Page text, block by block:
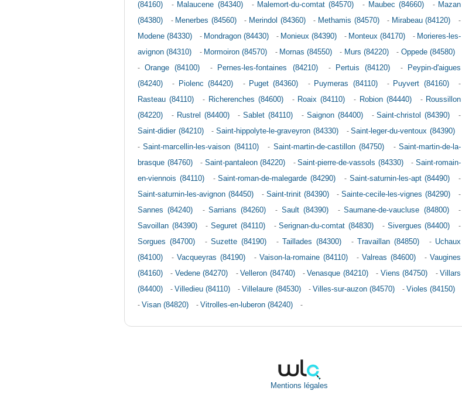
(84160)
- Malaucene (84340) - Malemort-du-comtat (84570) - Maubec (84660) - Mazan
(84380)
- Menerbes (84560) - Merindol (84360) - Methamis (84570) - Mirabeau (84120)
-
Modene (84330)
- Mondragon (84430) - Monieux (84390) - Monteux (84170) - Morieres-les-
avignon (84310)
- Mormoiron (84570) - Mornas (84550) - Murs (84220) - Oppede (84580)
-Orange (84100) - Pernes-les-fontaines (84210) - Pertuis (84120) -
Peypin-d'aigues
(84240)
- Piolenc (84420) - Puget (84360) - Puymeras (84110) - Puyvert (84160)
-
Rasteau (84110)
- Richerenches (84600) - Roaix (84110) - Robion (84440) - Roussillon
(84220)
- Rustrel (84400) -Sablet (84110) - Saignon (84400) -Saint-christol (84390)
-
Saint-didier (84210)
-Saint-hippolyte-le-graveyron (84330) -Saint-leger-du-ventoux (84390)
-Saint-marcellin-les-vaison (84110) - Saint-martin-de-castillon (84750) -Saint-martin-de-la-
brasque (84760)
- Saint-pantaleon (84220) -Saint-pierre-de-vassols (84330) -Saint-romain-
en-viennois (84110)
-Saint-roman-de-malegarde (84290) - Saint-saturnin-les-apt (84490)
-
Saint-saturnin-les-avignon (84450)
- Saint-trinit (84390) -Sainte-cecile-les-vignes (84290)
-
Sannes (84240)
- Sarrians (84260) - Sault (84390) -Saumane-de-vaucluse (84800)
-
Savoillan (84390)
-Seguret (84110) -Serignan-du-comtat (84830) - Sivergues (84400)
-
Sorgues (84700)
-Suzette (84190) - Taillades (84300) - Travaillan (84850) - Uchaux
(84100)
- Vacqueyras (84190) - Vaison-la-romaine (84110) - Valreas (84600) - Vaugines
(84160)
- Vedene (84270) -Velleron (84740) -Venasque (84210) - Viens (84750) -Villars
(84400)
-Villedieu (84110) -Villelaure (84530) - Villes-sur-auzon (84570) - Violes (84150)
- Visan (84820) - Vitrolles-en-luberon (84240) -
Mentions légales